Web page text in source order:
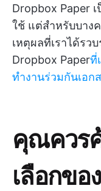
Dropbox Paper
ใช้ แต่สำหรับบาง
เหตุผลที่เราได้รว
Dropbox Paperที่
ทำงานร่วมกันเอก
คุณควร
เลือกขอ